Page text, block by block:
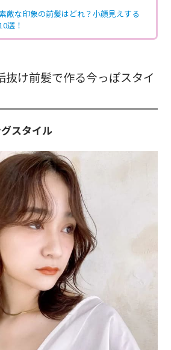
敵な印象の前髪はどれ？小顔見えする
選！
抜け前髪で作る今っぽスタイ
スタイル